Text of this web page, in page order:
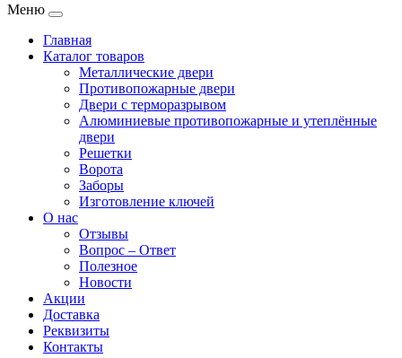
Меню
Главная
Каталог товаров
Металлические двери
Противопожарные двери
Двери с терморазрывом
Алюминиевые противопожарные и утеплённые
двери
Решетки
Ворота
Заборы
Изготовление ключей
О нас
Отзывы
Вопрос – Ответ
Полезное
Новости
Акции
Доставка
Реквизиты
Контакты